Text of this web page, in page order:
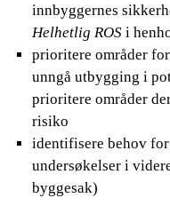
innbyggernes
Helhetlig ROS i
prioritere områder
unngå utbygging i
prioritere områder
risiko
identifisere behov
undersøkelser i
byggesak)